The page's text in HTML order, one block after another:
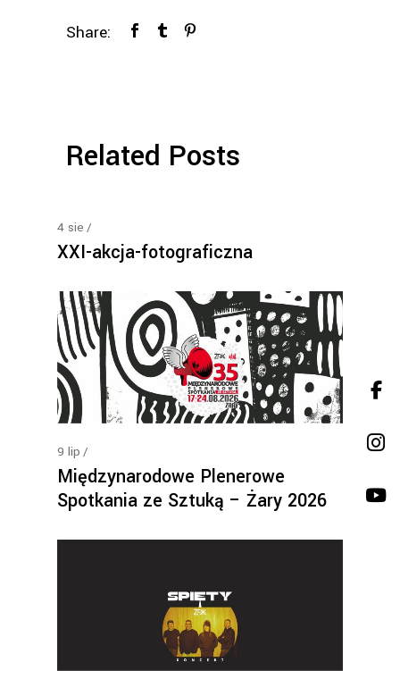
Share:
Related Posts
4 sie
XXI-akcja-fotograficzna
9 lip
Międzynarodowe Plenerowe
Spotkania ze Sztuką – Żary 2026